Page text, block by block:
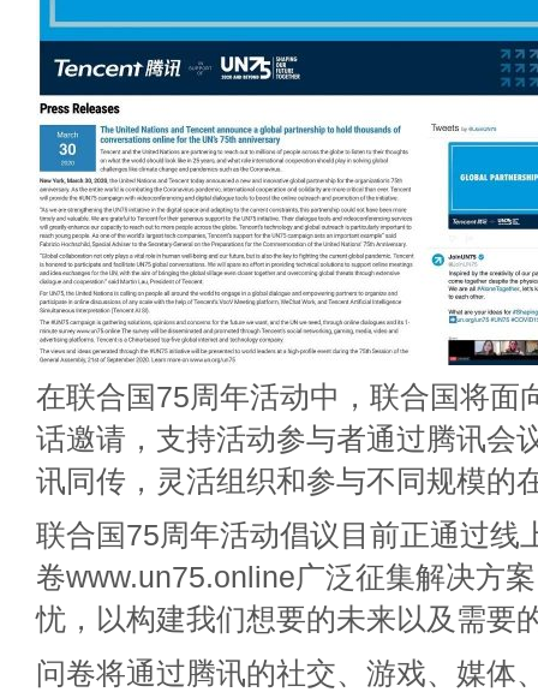
在联合国75周年活动中，联合国将面
话邀请，支持活动参与者通过腾讯会
讯同传，灵活组织和参与不同规模的
联合国75周年活动倡议目前正通过线
卷www.un75.online广泛征集解决方
忧，以构建我们想要的未来以及需要
问卷将通过腾讯的社交、游戏、媒体